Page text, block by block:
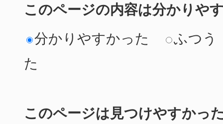
このページの内容は分かりや
分かりやすかった
ふつう
た
このページは見つけやすかっ